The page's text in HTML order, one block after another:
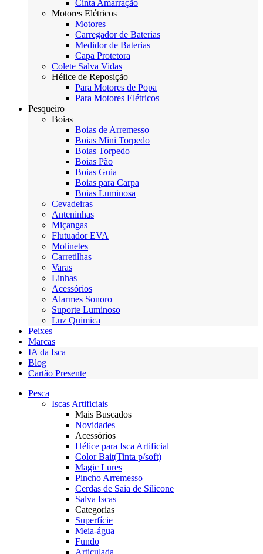
Cinta Amarração
Motores Elétricos
Motores
Carregador de Baterias
Medidor de Baterias
Capa Protetora
Colete Salva Vidas
Hélice de Reposição
Para Motores de Popa
Para Motores Elétricos
Pesqueiro
Boias
Boias de Arremesso
Boias Mini Torpedo
Boias Torpedo
Boias Pão
Boias Guia
Boias para Carpa
Boias Luminosa
Cevadeiras
Anteninhas
Miçangas
Flutuador EVA
Molinetes
Carretilhas
Varas
Linhas
Acessórios
Alarmes Sonoro
Suporte Luminoso
Luz Quimica
Peixes
Marcas
IA da Isca
Blog
Cartão Presente
Pesca
Iscas Artificiais
Mais Buscados
Novidades
Acessórios
Hélice para Isca Artificial
Color Bait(Tinta p/soft)
Magic Lures
Pincho Arremesso
Cerdas de Saia de Silicone
Salva Iscas
Categorias
Superfície
Meia-água
Fundo
Articulada